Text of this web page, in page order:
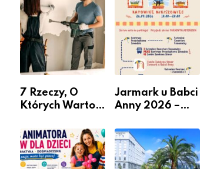
Fachowców” –
nabór dla
przedsiębiorców
o w Podlesiu
7 Rzeczy, O
Których Warto
Remontem
Mieszkania
Jarmark u Babci
Anny 2026 –